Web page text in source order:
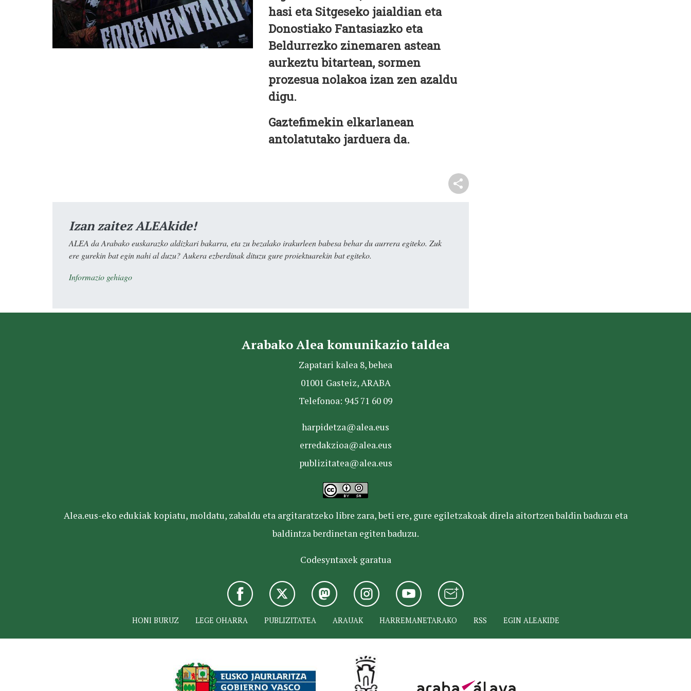
hasi eta Sitgeseko jaialdian eta
Donostiako Fantasiazko eta
Beldurrezko zinemaren astean
aurkeztu bitartean, sormen
prozesua nolakoa izan zen azaldu
digu.
Gaztefimekin elkarlanean
antolatutako jarduera da.
Izan zaitez ALEAkide!
ALEA da Arabako euskarazko aldizkari bakarra, eta zu bezalako irakurleen babesa behar du aurrera egiteko. Zuk
ere gurekin bat egin nahi al duzu? Aukera ezberdinak dituzu gure proiektuarekin bat egiteko.
Informazio gehiago
Arabako Alea komunikazio taldea
Zapatari kalea 8, behea
01001 Gasteiz, ARABA
Telefonoa: 945 71 60 09
harpidetza@alea.eus
erredakzioa@alea.eus
publizitatea@alea.eus
Alea.eus-eko edukiak kopiatu, moldatu, zabaldu eta argitaratzeko libre zara, beti ere, gure egiletzakoak direla aitortzen baldin baduzu eta
baldintza berdinetan egiten baduzu.
Codesyntaxek garatua
HONI BURUZ LEGE OHARRA PUBLIZITATEA ARAUAK HARREMANETARAKO RSS EGIN ALEAKIDE